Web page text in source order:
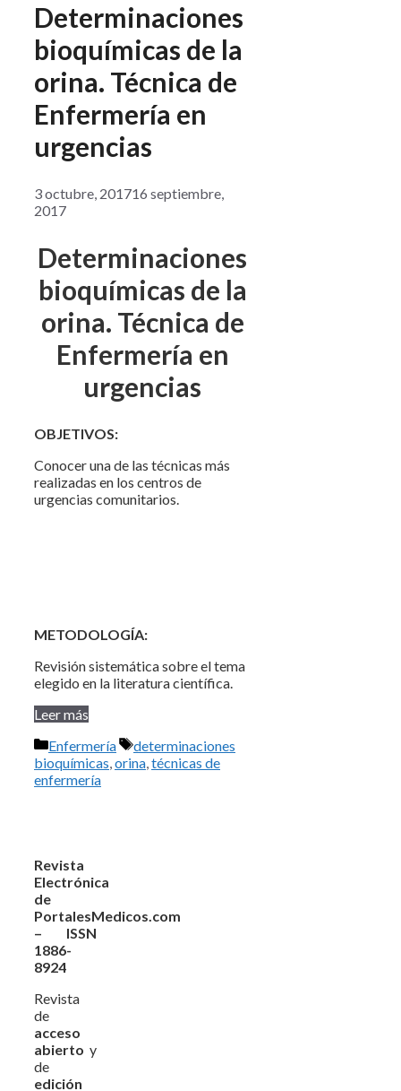
Determinaciones
bioquímicas de la
orina. Técnica de
Enfermería en
urgencias
3 octubre, 201716 septiembre,
2017
Determinaciones
bioquímicas de la
orina. Técnica de
Enfermería en
urgencias
OBJETIVOS:
Conocer una de las técnicas más
realizadas en los centros de
urgencias comunitarios.
METODOLOGÍA:
Revisión sistemática sobre el tema
elegido en la literatura científica.
Leer más
Categorías
Enfermería Etiquetas
determinaciones
bioquímicas orina técnicas de
enfermería
Revista
Electrónica
de
PortalesMedicos.com
– ISSN
1886-
8924
Revista
de
acceso
abierto y
de
edición